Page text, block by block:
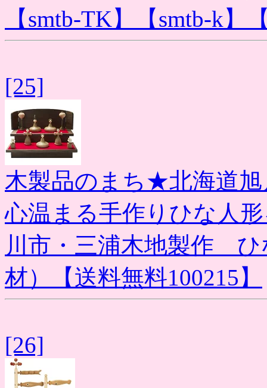
【smtb-TK】【smtb-k】
[25]
木製品のまち★北海道
心温まる手作りひな人
川市・三浦木地製作 ひ
材）【送料無料100215】
[26]